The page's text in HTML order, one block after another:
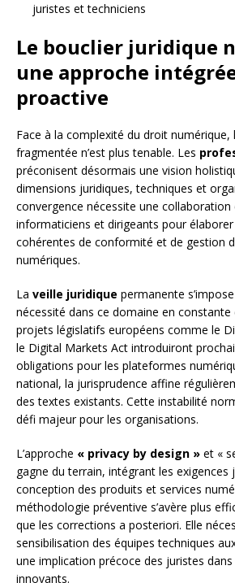
juristes et techniciens
Le bouclier juridique
une approche
proactive
Face à la complexité du droit numérique,
fragmentée n’est plus tenable. Les
préconisent désormais une vision
dimensions juridiques, techniques et
convergence nécessite une
informaticiens et dirigeants pour
cohérentes de conformité et de gestion
numériques.
La veille juridique permanente
nécessité dans ce domaine en constante
projets législatifs européens comme le
le Digital Markets Act introduiront
obligations pour les plateformes
national, la jurisprudence affine
des textes existants. Cette instabilité
défi majeur pour les organisations.
L’approche « privacy by design » et «
gagne du terrain, intégrant les exigences
conception des produits et services
méthodologie préventive s’avère plus
que les corrections a posteriori. Elle
sensibilisation des équipes techniques
une implication précoce des juristes
innovants.